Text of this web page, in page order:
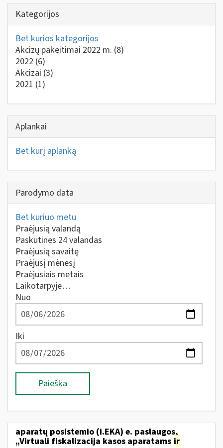
Kategorijos
Bet kurios kategorijos
Akcizų pakeitimai 2022 m. (8)
2022 (6)
Akcizai (3)
2021 (1)
Aplankai
Bet kurį aplanką
Parodymo data
Bet kuriuo metu
Praėjusią valandą
Paskutines 24 valandas
Praėjusią savaitę
Praėjusį mėnesį
Praėjusiais metais
Laikotarpyje…
Nuo
Iki
Paieška
aparatų posistemio (i.EKA) e. paslaugos,
„Virtuali fiskalizacija kasos aparatams ir